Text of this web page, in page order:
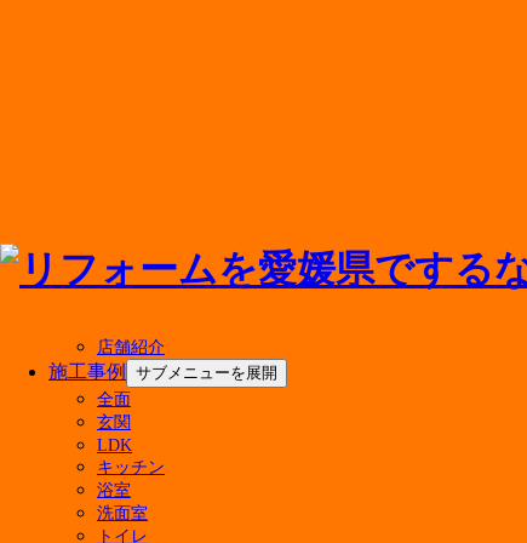
店舗紹介
施工事例
サブメニューを展開
全面
玄関
LDK
キッチン
浴室
洗面室
トイレ
メニューを閉じる
アドバンス・リフドについて
選ばれる理由
会社案内
代表挨拶